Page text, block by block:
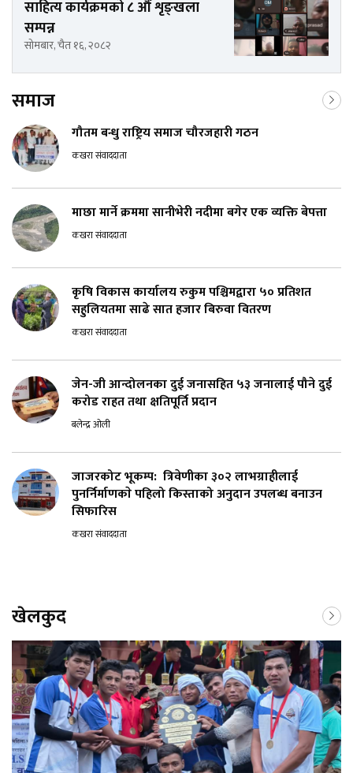
साहित्य कार्यक्रमको ८ औँ शृङ्खला
सम्पन्न
सोमबार, चैत १६, २०८२
समाज
गौतम बन्धु राष्ट्रिय समाज चौरजहारी गठन
कखरा संवाददाता
माछा मार्ने क्रममा सानीभेरी नदीमा बगेर एक व्यक्ति बेपत्ता
कखरा संवाददाता
कृषि विकास कार्यालय रुकुम पश्चिमद्वारा ५० प्रतिशत
सहुलियतमा साढे सात हजार बिरुवा वितरण
कखरा संवाददाता
जेन-जी आन्दोलनका दुई जनासहित ५३ जनालाई पौने दुई
करोड राहत तथा क्षतिपूर्ति प्रदान
बलेन्द्र ओली
जाजरकोट भूकम्प: त्रिवेणीका ३०२ लाभग्राहीलाई
पुनर्निर्माणकाे पहिलो किस्ताको अनुदान उपलब्ध बनाउन
सिफारिस
कखरा संवाददाता
खेलकुद